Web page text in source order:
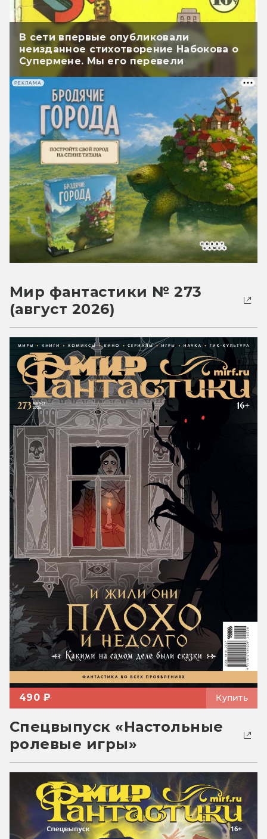
В сети впервые опубликовали
неизданное стихотворение Набокова о
Супермене. Мы его перевели
РЕКЛАМА
Мир фантастики № 273
(август 2026)
490 ₽ Купить
Спецвыпуск «Настольные
ролевые игры»